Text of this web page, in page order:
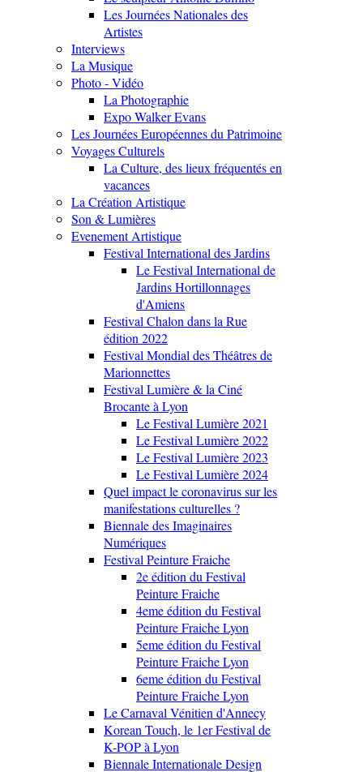
Les Journées Nationales des
Artistes
Interviews
La Musique
Photo - Vidéo
La Photographie
Expo Walker Evans
Les Journées Européennes du Patrimoine
Voyages Culturels
La Culture, des lieux fréquentés en
vacances
La Création Artistique
Son & Lumières
Evenement Artistique
Festival International des Jardins
Le Festival International de
Jardins Hortillonnages
d'Amiens
Festival Chalon dans la Rue
édition 2022
Festival Mondial des Théâtres de
Marionnettes
Festival Lumière & la Ciné
Brocante à Lyon
Le Festival Lumière 2021
Le Festival Lumière 2022
Le Festival Lumière 2023
Le Festival Lumière 2024
Quel impact le coronavirus sur les
manifestations culturelles ?
Biennale des Imaginaires
Numériques
Festival Peinture Fraiche
2e édition du Festival
Peinture Fraiche
4eme édition du Festival
Peinture Fraiche Lyon
5eme édition du Festival
Peinture Fraiche Lyon
6eme édition du Festival
Peinture Fraiche Lyon
Le Carnaval Vénitien d'Annecy
Korean Touch, le 1er Festival de
K-POP à Lyon
Biennale Internationale Design